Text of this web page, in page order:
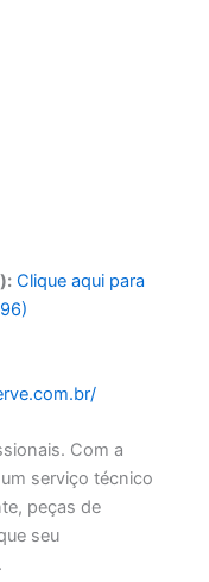
Clique aqui para
Com a
serviço técnico
peças de
seu